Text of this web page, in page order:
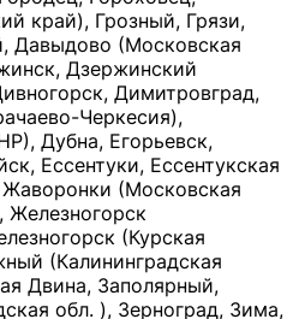
край), Грозный, Грязи,
Давыдово (Московская
Дзержинский
Димитровград,
Черкесия),
Дубна, Егорьевск,
Ессентуки, Ессентукская
(Московская
Железногорск
(Курская
(Калининградская
Двина, Заполярный,
обл. ), Зерноград, Зима,